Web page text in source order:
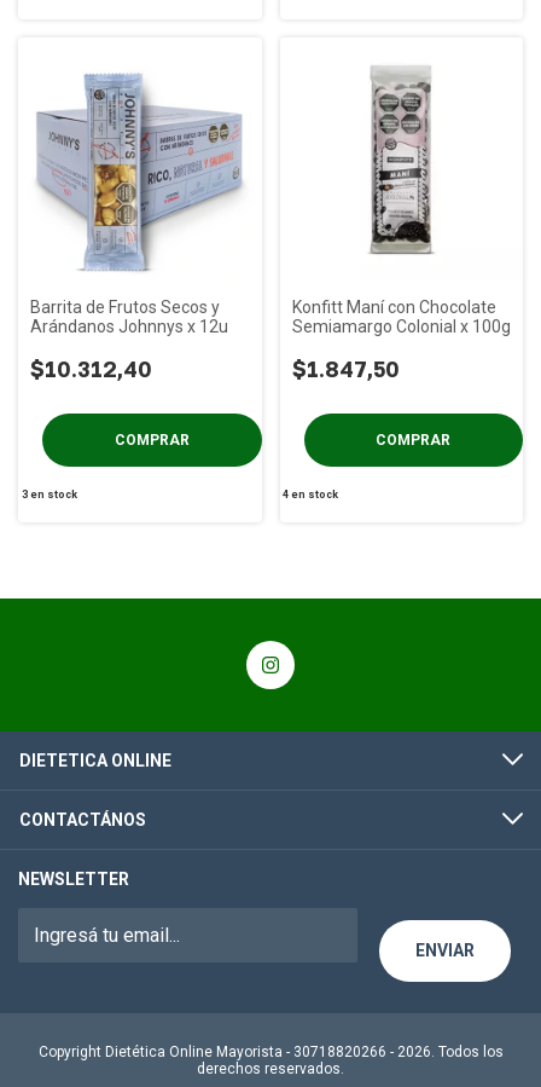
Barrita de Frutos Secos y
Arándanos Johnnys x 12u
$10.312,40
3en stock
Konfitt Maní con Chocolate
Semiamargo Colonial x 100g
$1.847,50
4 en stock
DIETETICA ONLINE
CONTACTÁNOS
NEWSLETTER
Copyright Dietética Online Mayorista - 30718820266 - 2026. Todos los
derechos reservados.